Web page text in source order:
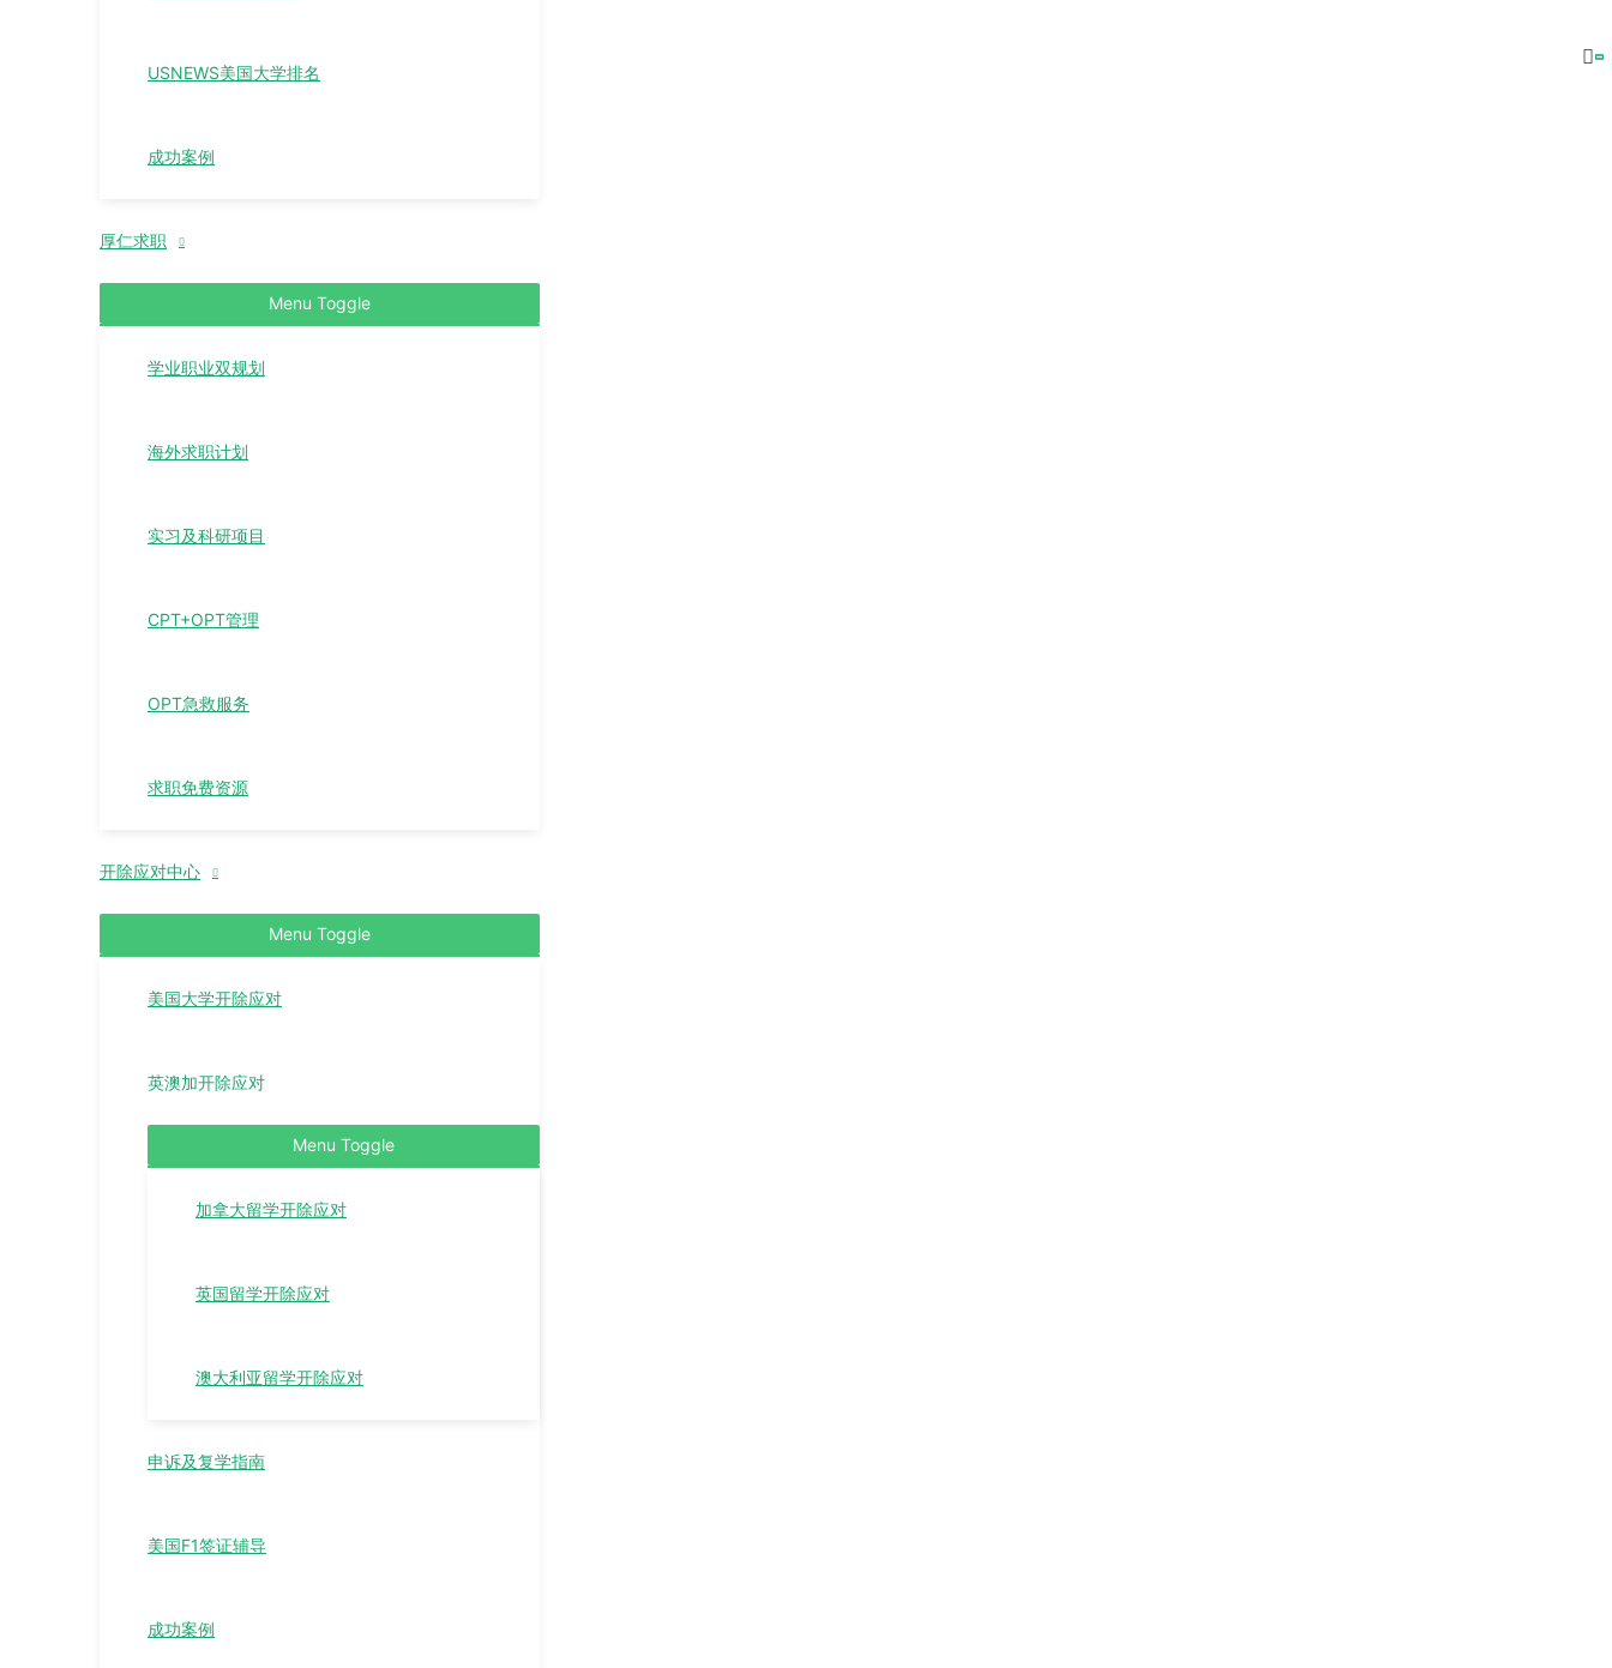
USNEWS美国大学排名
成功案例
厚仁求职
Menu Toggle
学业职业双规划
海外求职计划
实习及科研项目
CPT+OPT管理
OPT急救服务
求职免费资源
开除应对中心
Menu Toggle
美国大学开除应对
英澳加开除应对
Menu Toggle
加拿大留学开除应对
英国留学开除应对
澳大利亚留学开除应对
申诉及复学指南
美国F1签证辅导
成功案例